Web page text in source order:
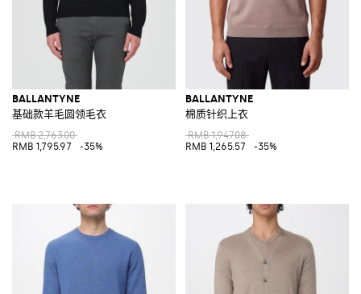
BALLANTYNE
基础款羊毛圆领毛衣
RMB 2,763.00
RMB 1,795.97
-35%
BALLANTYNE
棉质针织上衣
RMB 1,947.08
RMB 1,265.57
-35%